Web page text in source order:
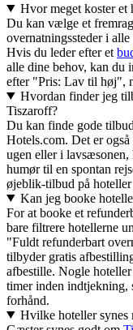
Hvor meget koster
Du kan vælge et
overnatningssteder i
Hvis du leder efter et
alle dine behov, kan du
efter "Pris: Lav til høj",
Hvordan finder jeg
Tiszaroff?
Du kan finde gode
Hotels.com. Det er
ugen eller i
humør til en spontan
øjeblik-tilbud på
Kan jeg booke
For at booke et
bare filtrere hotellerne
"Fuldt refunderbart
tilbyder gratis
afbestille. Nogle
timer inden indtjekning,
forhånd.
Hvilke hoteller synes